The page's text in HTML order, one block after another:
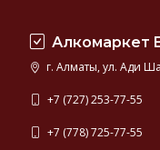
Алкомаркет
г. Алматы, ул. Ади
+7 (727) 253-77-55
+7 (778) 725-77-55